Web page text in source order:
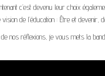
c’est devenu leur choix
de l’éducation : Être et devenir,
nos réflexions, je vous mets la